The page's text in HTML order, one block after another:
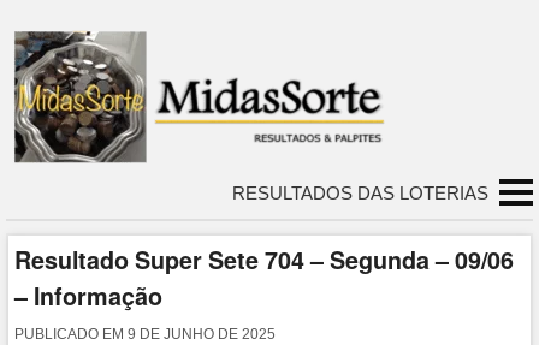
RESULTADOS DAS LOTERIAS
Resultado Super Sete 704 – Segunda – 09/06
– Informação
PUBLICADO EM9 DE JUNHO DE 2025